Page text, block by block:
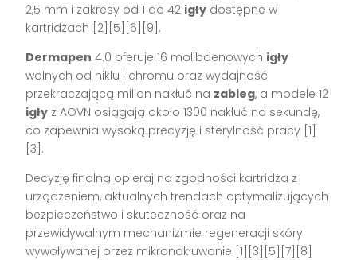
2,5 mm i zakresy od 1 do 42 igły dostępne w
kartridżach [2][5][6][9].
Dermapen 4.0 oferuje 16 molibdenowych igły
wolnych od niklu i chromu oraz wydajność
przekraczającą milion nakłuć na zabieg, a modele 12
igły z AOVN osiągają około 1300 nakłuć na sekundę,
co zapewnia wysoką precyzję i sterylność pracy [1]
[3].
Decyzję finalną opieraj na zgodności kartridża z
urządzeniem, aktualnych trendach optymalizujących
bezpieczeństwo i skuteczność oraz na
przewidywalnym mechanizmie regeneracji skóry
wywoływanej przez mikronakłuwanie [1][3][5][7][8]